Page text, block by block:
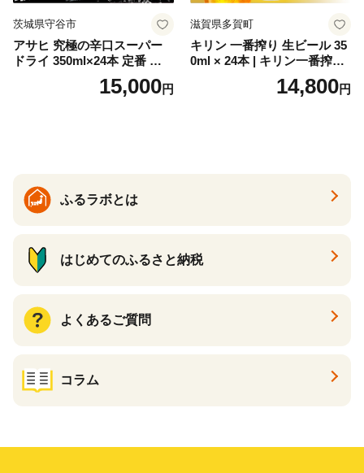
茨城県守谷市
アサヒ 究極の辛口スーパー
ドライ 350ml×24本 定番 ビー
ル 缶ビール 酒 お酒 アルコー
15,000円
滋賀県多賀町
キリン 一番搾り 生ビール 35
0ml × 24本 | キリン一番搾り
キリンビール 一番搾り ビー
ル 24缶 きりんいちばんしぼ
14,800円
ふるラボとは
はじめてのふるさと納税
よくあるご質問
コラム